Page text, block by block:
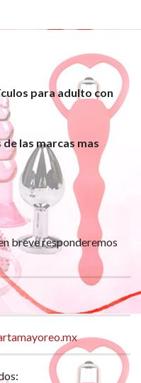
para adulto con
las marcas mas
breve responderemos